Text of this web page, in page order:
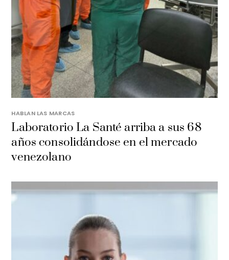
HABLAN LAS MARCAS
Laboratorio La Santé arriba a sus 68
años consolidándose en el mercado
venezolano